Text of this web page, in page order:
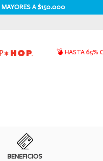
A $150.000
💣 HASTA 65%
BENEFICIOS